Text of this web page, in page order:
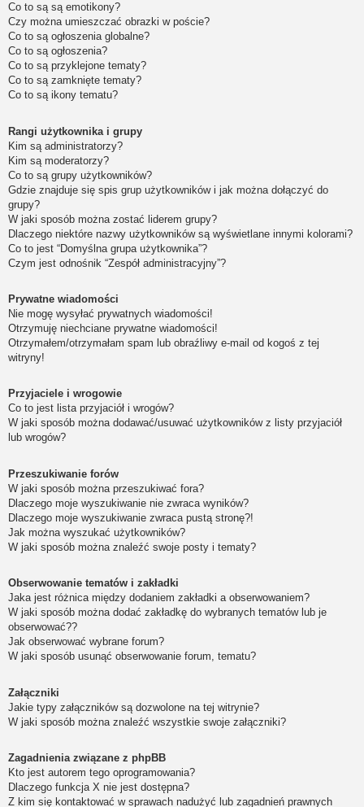
Co to są są emotikony?
Czy można umieszczać obrazki w poście?
Co to są ogłoszenia globalne?
Co to są ogłoszenia?
Co to są przyklejone tematy?
Co to są zamknięte tematy?
Co to są ikony tematu?
Rangi użytkownika i grupy
Kim są administratorzy?
Kim są moderatorzy?
Co to są grupy użytkowników?
Gdzie znajduje się spis grup użytkowników i jak można dołączyć do
grupy?
W jaki sposób można zostać liderem grupy?
Dlaczego niektóre nazwy użytkowników są wyświetlane innymi kolorami?
Co to jest “Domyślna grupa użytkownika”?
Czym jest odnośnik “Zespół administracyjny”?
Prywatne wiadomości
Nie mogę wysyłać prywatnych wiadomości!
Otrzymuję niechciane prywatne wiadomości!
Otrzymałem/otrzymałam spam lub obraźliwy e-mail od kogoś z tej
witryny!
Przyjaciele i wrogowie
Co to jest lista przyjaciół i wrogów?
W jaki sposób można dodawać/usuwać użytkowników z listy przyjaciół
lub wrogów?
Przeszukiwanie forów
W jaki sposób można przeszukiwać fora?
Dlaczego moje wyszukiwanie nie zwraca wyników?
Dlaczego moje wyszukiwanie zwraca pustą stronę?!
Jak można wyszukać użytkowników?
W jaki sposób można znaleźć swoje posty i tematy?
Obserwowanie tematów i zakładki
Jaka jest różnica między dodaniem zakładki a obserwowaniem?
W jaki sposób można dodać zakładkę do wybranych tematów lub je
obserwować??
Jak obserwować wybrane forum?
W jaki sposób usunąć obserwowanie forum, tematu?
Załączniki
Jakie typy załączników są dozwolone na tej witrynie?
W jaki sposób można znaleźć wszystkie swoje załączniki?
Zagadnienia związane z phpBB
Kto jest autorem tego oprogramowania?
Dlaczego funkcja X nie jest dostępna?
Z kim się kontaktować w sprawach nadużyć lub zagadnień prawnych